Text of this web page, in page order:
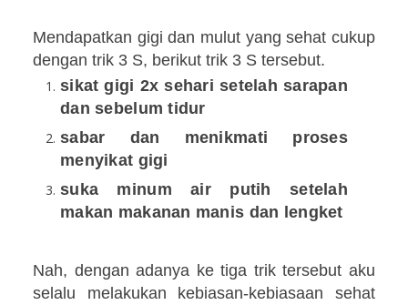
Mendapatkan gigi dan mulut yang sehat cukup
dengan trik 3 S, berikut trik 3 S tersebut.
sikat gigi 2x sehari setelah sarapan
dan sebelum tidur
sabar dan menikmati proses
menyikat gigi
suka minum air putih setelah
makan makanan manis dan lengket
Nah, dengan adanya ke tiga trik tersebut aku
selalu melakukan kebiasan-kebiasaan sehat